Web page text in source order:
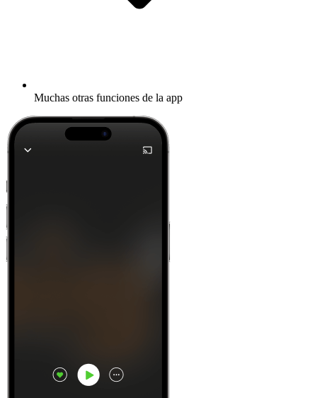
Muchas otras funciones de la app